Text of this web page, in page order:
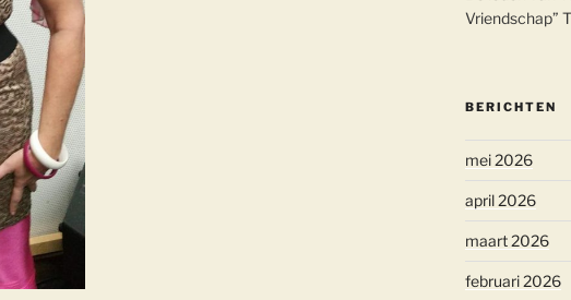
Vriendschap”
BERICHTEN
mei 2026
april 2026
maart 2026
februari 2026